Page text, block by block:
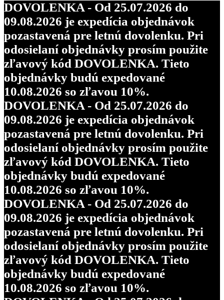
DOVOLENKA - Od 25.07.2026 do
09.08.2026 je expedícia objednávok
pozastavená pre letnú dovolenku. Pri
odosielaní objednávky prosím použite
zľavový kód DOVOLENKA. Tieto
objednávky budú expedované
10.08.2026 so zľavou 10%.
DOVOLENKA - Od 25.07.2026 do
09.08.2026 je expedícia objednávok
pozastavená pre letnú dovolenku. Pri
odosielaní objednávky prosím použite
zľavový kód DOVOLENKA. Tieto
objednávky budú expedované
10.08.2026 so zľavou 10%.
DOVOLENKA - Od 25.07.2026 do
09.08.2026 je expedícia objednávok
pozastavená pre letnú dovolenku. Pri
odosielaní objednávky prosím použite
zľavový kód DOVOLENKA. Tieto
objednávky budú expedované
10.08.2026 so zľavou 10%.